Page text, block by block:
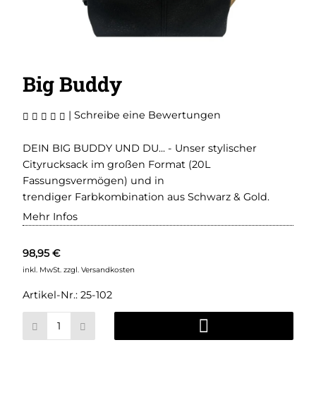
Big Buddy
| Schreibe eine Bewertungen
DEIN BIG BUDDY UND DU... - Unser stylischer
Cityrucksack im großen Format (20L
Fassungsvermögen) und in
trendiger Farbkombination aus Schwarz & Gold.
Mehr Infos
98,95 €
inkl. MwSt. zzgl. Versandkosten
Artikel-Nr.: 25-102